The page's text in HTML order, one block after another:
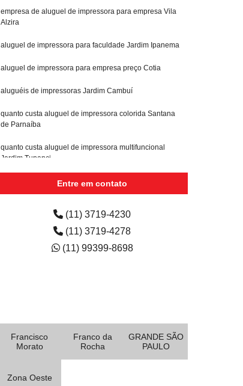
empresa de aluguel de impressora para empresa Vila
Alzira
aluguel de impressora para faculdade Jardim Ipanema
aluguel de impressora para empresa preço Cotia
aluguéis de impressoras Jardim Cambuí
quanto custa aluguel de impressora colorida Santana
de Parnaíba
quanto custa aluguel de impressora multifuncional
Jardim Tupanci
quanto custa aluguel de impressora para escola Jardim
Entre em contato
(11) 3719-4230
(11) 3719-4278
(11) 99399-8698
Francisco
Morato
Franco da
Rocha
GRANDE SÃO
PAULO
Zona Oeste